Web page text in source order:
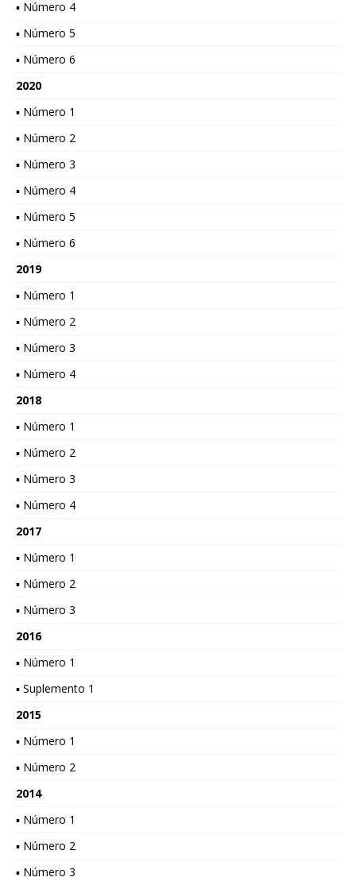
▪ Número 4
▪ Número 5
▪ Número 6
2020
▪ Número 1
▪ Número 2
▪ Número 3
▪ Número 4
▪ Número 5
▪ Número 6
2019
▪ Número 1
▪ Número 2
▪ Número 3
▪ Número 4
2018
▪ Número 1
▪ Número 2
▪ Número 3
▪ Número 4
2017
▪ Número 1
▪ Número 2
▪ Número 3
2016
▪ Número 1
▪ Suplemento 1
2015
▪ Número 1
▪ Número 2
2014
▪ Número 1
▪ Número 2
▪ Número 3